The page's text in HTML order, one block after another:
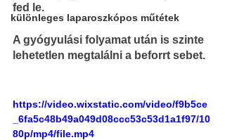
különleges laparoszkópos műtétek
fed le.
A gyógyulási folyamat után is szinte
lehetetlen megtalálni a beforrt sebet.
https://video.wixstatic.com/video/f9b5ce
_6fa5c48b49a049d08ccc53c53d1a1f97/10
80p/mp4/file.mp4